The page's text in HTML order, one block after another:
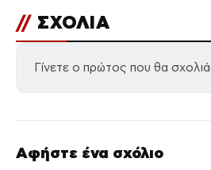
// ΣΧΟΛΙΑ
Γίνετε ο πρώτος που θα
Αφήστε ένα σχόλιο